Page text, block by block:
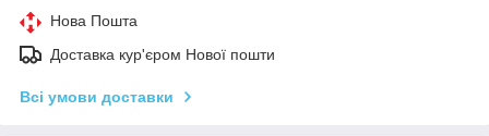
Нова Пошта
Доставка кур'єром Нової пошти
Всі умови доставки